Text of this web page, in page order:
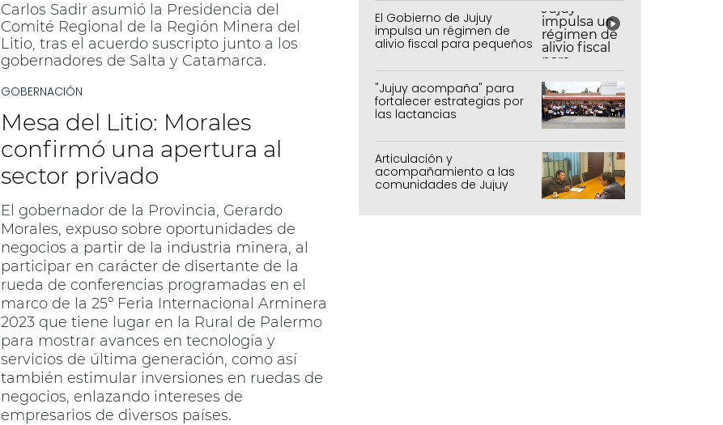
Carlos Sadir asumió la Presidencia del
Comité Regional de la Región Minera del
Litio, tras el acuerdo suscripto junto a los
gobernadores de Salta y Catamarca.
GOBERNACIÓN
Mesa del Litio: Morales
confirmó una apertura al
sector privado
El gobernador de la Provincia, Gerardo
Morales, expuso sobre oportunidades de
negocios a partir de la industria minera, al
participar en carácter de disertante de la
rueda de conferencias programadas en el
marco de la 25º Feria Internacional Arminera
2023 que tiene lugar en la Rural de Palermo
para mostrar avances en tecnología y
servicios de última generación, como así
también estimular inversiones en ruedas de
negocios, enlazando intereses de
empresarios de diversos países.
El Gobierno de Jujuy
impulsa un régimen de
alivio fiscal para pequeños
contribuyentes
"Jujuy acompaña" para
fortalecer estrategias por
las lactancias
Articulación y
acompañamiento a las
comunidades de Jujuy